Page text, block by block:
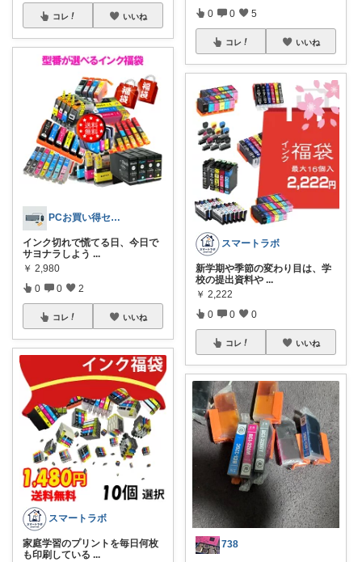
コレ いいね
PCお買い得セレクト
インク切れで慌てる日、今日で
サヨナラしよう ...
￥ 2,980
0 0 2
コレ いいね
スマートラボ
家庭学習のプリントを毎日何枚
も印刷している ...
0 0 5
コレ いいね
スマートラボ
新学期や季節の変わり目は、学
校の提出資料や ...
￥ 2,222
0 0 0
コレ いいね
738